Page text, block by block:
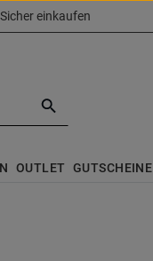
einkaufen
OUTLET GUTSCHEINE